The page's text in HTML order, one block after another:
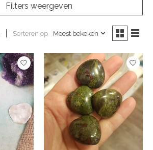
Filters weergeven
Sorteren op Meest bekeken